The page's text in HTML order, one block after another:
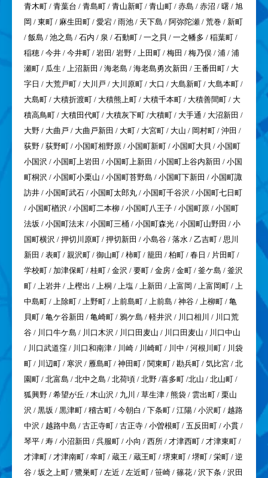
青木町 / 青葉台 / 青島町 / 青山新町 / 青山町 / 赤島 / 赤沼 / 曙 / 旭
岡 / 東町 / 麻生田町 / 愛宕 / 雨池 / 天下島 / 阿弥陀瀬 / 荒巻 / 新町
/ 飯島 / 池之島 / 石内 / 泉 / 石動町 / 一之貝 / 一之幡多 / 稲葉町 /
稲穂 / 今井 / 今井町 / 岩田/ 岩野 / 上田町 / 梅田 / 梅乃俣 / 浦 / 浦
瀬町 / 瓜生 / 上沼新田 / 海老島 / 海老島勇次新田 / 王番田町 / 大
字日 / 大荒戸町 / 大川戸 / 大川原町 / 大口 / 大島新町 / 大島本町 /
大島町 / 大積折渡町 / 大積熊上町 / 大積千本町 / 大積善間町 / 大
積高鳥町 / 大積田代町 / 大積灰下町 /大積町 / 大手通 / 大沼新田 /
大野 / 大曲戸 / 大曲戸新田 / 大町 / 大宮町 / 大山 / 岡村町 / 沖田 /
荻野 / 荻野町 / 小国町相野原 / 小国町新町 / 小国町大貝 / 小国町
小国沢 / 小国町上岩田 / 小国町上新田 / 小国町上谷内新田 / 小国
町桐沢 / 小国町小栗山 / 小国町苔野島 / 小国町下新田 / 小国町諏
訪井 / 小国町武石 / 小国町太郎丸 / 小国町千谷沢 / 小国町七日町
/ 小国町楢沢 / 小国町二本柳 / 小国町八王子 / 小国町原 / 小国町
法坂 / 小国町法末 / 小国町三桶 / 小国町森光 / 小国町山野田 / 小
国町横沢 / 押切川原町 / 押切新田 / 小島谷 / 落水 / 乙吉町 / 思川
新田 / 表町 / 親沢町 / 御山町 / 柿町 / 籠田 / 柏町 / 春日 / 片田町 /
学校町 / 加津保町 / 桂町 / 金沢 / 要町 / 金房 / 金町 / 釜ケ島 / 釜沢
町 / 上岩井 / 上樫出 / 上桐 / 上塩 / 上新田 / 上富岡 / 上富岡町 / 上
中島町 / 上除町 / 上野町 / 上前島町 / 上前島 / 神谷 / 上柳町 / 亀
貝町 / 亀ケ谷新田 / 亀崎町 / 鴉ケ島 / 軽井沢 / 川口相川 / 川口荒
谷 / 川口牛ケ島 / 川口木沢 / 川口田麦山 / 川口田麦山 / 川口中山
/ 川口武道窪 / 川口和南津 / 川崎 / 川崎町 / 川中 / 河根川町 / 川袋
町 / 川辺町 / 寒沢 / 雁島町 / 神田町 / 関東町 / 勘兵町 / 気比宮 / 北
園町 / 北富島 / 北中之島 / 北荷頃 / 北野 /喜多町 /北山 / 北山町 /
狐興野 / 希望が丘 / 木山沢 / 九川 / 草生津 / 熊袋 / 雲出町 / 栗山
沢 / 黒坂 / 黒津町 / 稽古町 / 今朝白 / 下条町 / 江陽 / 小沢町 / 越路
中沢 / 越路中島 / 古正寺町 / 古正寺 / 小曽根町 / 五反田町 / 小貫 /
琴平 / 寿 / 小沼新田 / 呉服町 / 小向 / 西所 / 才津西町 / 才津東町 /
才津町 / 才津南町 / 幸町 / 蔵王 / 蔵王町 / 堺東町 / 堺町 / 栄町 / 逆
谷 / 坂之上町 / 鷺巣町 / 左近 / 左近町 / 笹崎 / 篠花 / 沢下条 / 沢田